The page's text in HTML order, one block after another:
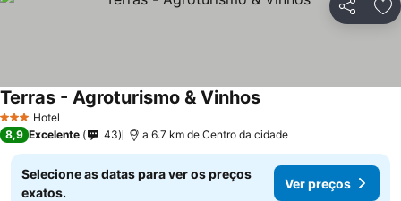
Partilhar
3 EstrelasHotel
Terras - Agroturismo & Vinhos
8,9 Excelente 43 a 6.7 km de Centro da cidade
Selecione as datas para ver os preços
exatos.
Ver preços